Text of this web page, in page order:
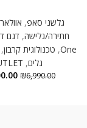
גלשני סאפ,
חתירה/גלישה,
One
, טכנולוגית קרבון,
גלים,
₪6,990.00